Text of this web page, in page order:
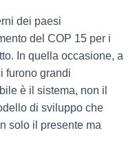
dei paesi
del COP 15 per i
In quella occasione, a
furono grandi
è il sistema, non il
di sviluppo che
solo il presente ma